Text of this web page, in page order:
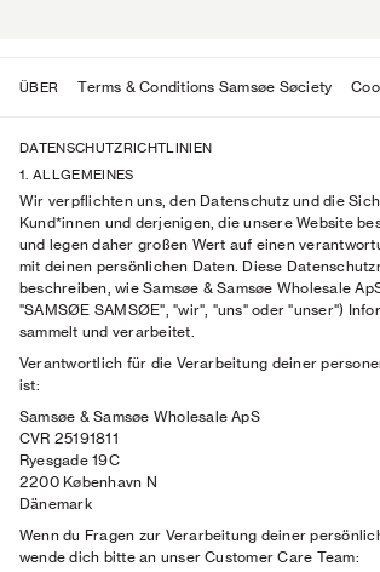
ÜBER Terms & Conditions Samsøe Søciety
DATENSCHUTZRICHTLINIEN
1. ALLGEMEINES
Wir verpflichten uns, den Datenschutz und die
Kund*innen und derjenigen, die unsere Website
und legen daher großen Wert auf einen
mit deinen persönlichen Daten. Diese
beschreiben, wie Samsøe & Samsøe Wholesale
"SAMSØE SAMSØE", "wir", "uns" oder "unser")
sammelt und verarbeitet.
Verantwortlich für die Verarbeitung deiner
ist:
Samsøe & Samsøe Wholesale ApS
CVR 25191811
Ryesgade 19C
2200 København N
Dänemark
Wenn du Fragen zur Verarbeitung deiner
wende dich bitte an unser Customer Care Team: